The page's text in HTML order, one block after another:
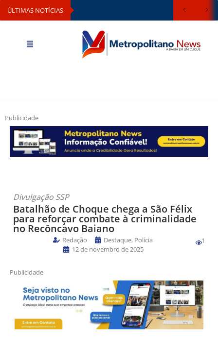
ÚLTIMAS NOTÍCIAS
Publicidade
Divulgação SSP
Batalhão de Choque chega a São Félix
para reforçar combate à criminalidade
no Recôncavo Baiano
Redação Destaque, Polícia
12 de novembro de 2025
1
Publicidade